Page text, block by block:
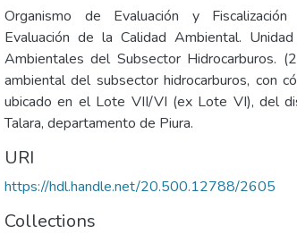
Organismo de Evaluación y
Evaluación de la Calidad Ambiental.
Ambientales del Subsector Hidrocarburos.
ambiental del subsector hidrocarburos, con
ubicado en el Lote VII/VI (ex Lote VI), del
Talara, departamento de Piura.
URI
https://hdl.handle.net/20.500.12788/2605
Collections